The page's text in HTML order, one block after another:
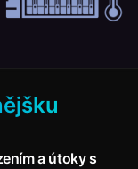
a útoky s